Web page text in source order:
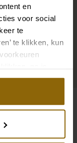
en
voor social
te
te klikken, kun
unserem
für Braut
Ergänzung zu